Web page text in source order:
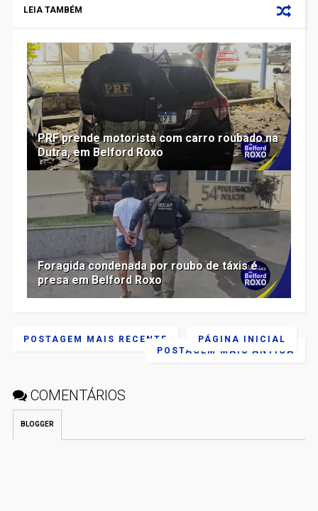
LEIA TAMBÉM
PRF prende motorista com carro roubado na
Dutra, em Belford Roxo
Foragida condenada por roubo de táxis é
presa em Belford Roxo
POSTAGEM MAIS RECENTE
POSTAGEM MAIS ANTIGA
PÁGINA INICIAL
COMENTÁRIOS
BLOGGER